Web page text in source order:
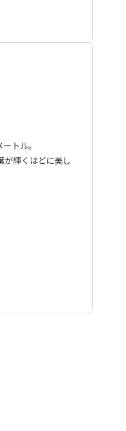
してお出しする
伯母子山をはじ
も険しい道で
、大股、三浦
※各集落での宿
（お客様ご自身
て頂く場合がご
トル。
が輝くほどに美し
ンジが可能と大
供しておりま
伯母子山をはじ
はお客様の安全
、大股、三浦
※各集落での宿
（お客様ご自身
せて頂いており
て頂く場合がご